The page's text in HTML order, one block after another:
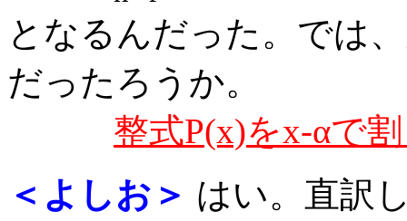
となるんだった。では
だったろうか。
整式P(x)をx-αで
＜よしお＞ はい。直訳